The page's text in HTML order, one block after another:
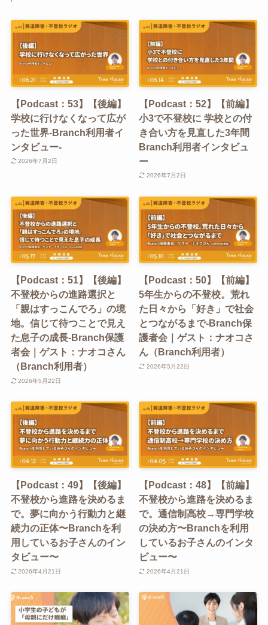
【Podcast：53】【後編】
学校に行けなくなって広が
った世界-Branch利用者イ
ンタビュー-
2026年7月2日
【Podcast：52】【前編】
小3で不登校に 学校との付
き合い方を見直した3年間
Branch利用者インタビュ
ー
2026年7月2日
【Podcast：51】【後編】
不登校からの進路選択と
「親はすっこんでろ」の境
地。信じて待つことで見え
た息子の成長-Branch保護
者会｜ゲスト：ナオコさん
（Branch利用者）
2026年5月22日
【Podcast：50】【前編】
5年生からの不登校。荒れ
た日々から「好き」で社会
とつながるまで-Branch保
護者会｜ゲスト：ナオコさ
ん（Branch利用者）
2026年5月22日
【Podcast：49】【後編】
不登校から進路を決めるま
で。夢に向かう行動力と継
続力の正体〜Branchを利
用しているお子さんのイン
タビュー〜
2026年4月21日
【Podcast：48】【前編】
不登校から進路を決めるま
で。通信制高校→専門学校
の決め方〜Branchを利用
しているお子さんのインタ
ビュー〜
2026年4月21日